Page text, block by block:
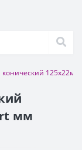
конический
мм